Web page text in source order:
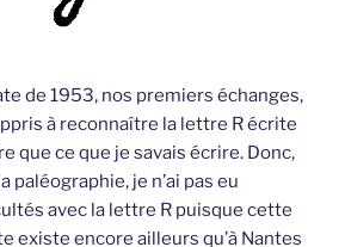
de 1953, nos premiers échanges,
à reconnaître la lettre R écrite
que ce que je savais écrire. Donc,
paléographie, je n’ai pas eu
avec la lettre R puisque cette
existe encore ailleurs qu’à Nantes